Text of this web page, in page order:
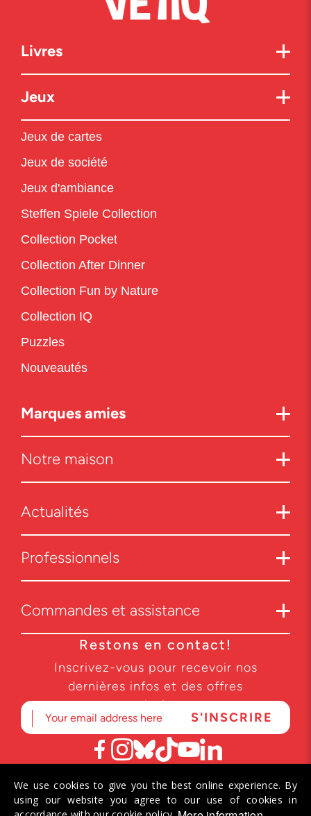
Livres
Jeux
Jeux de cartes
Jeux de société
Jeux d'ambiance
Steffen Spiele Collection
Collection Pocket
Collection After Dinner
Collection Fun by Nature
Collection IQ
Puzzles
Nouveautés
Marques amies
Notre maison
Actualités
Professionnels
Commandes et assistance
Restons en contact!
Inscrivez-vous pour recevoir nos
dernières infos et des offres
exclusives.
© 2026 Helvetiq SA. Tous droits réservés.
We use cookies to give you the best online experience. By
using our website you agree to our use of cookies in